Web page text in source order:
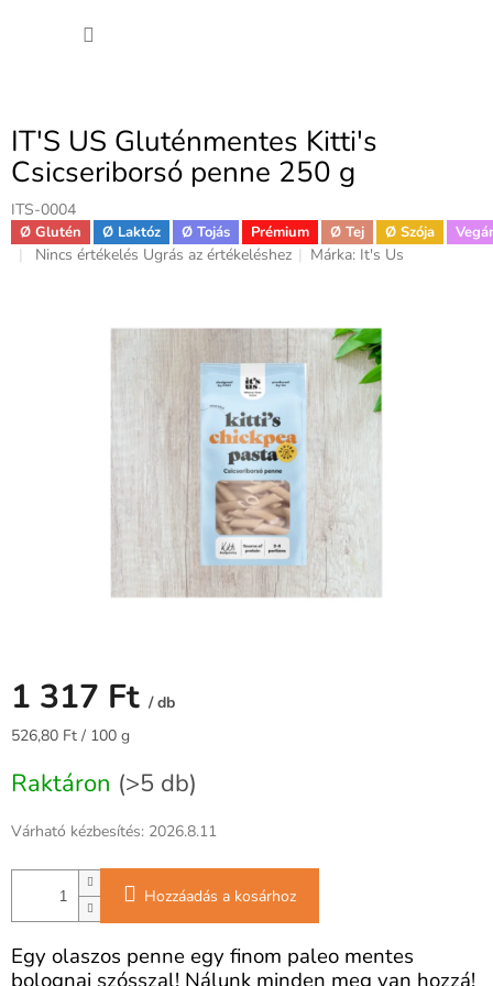
IT'S US Gluténmentes Kitti's
Csicseriborsó penne 250 g
ITS-0004
Ø Glutén Ø Laktóz Ø Tojás Prémium Ø Tej Ø Szója
A
Nincs értékelés Ugrás az értékeléshez Márka: It's Us
1 317 Ft / db
Egységár:
526,80 Ft / 100 g
Raktáron (>5 db)
Várható kézbesítés: 2026.8.11
Hozzáadás a kosárhoz
Egy olaszos penne egy finom paleo mentes